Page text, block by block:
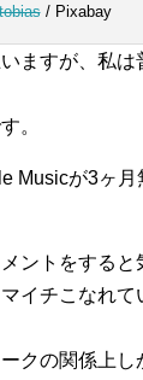
/ Pixabay
ますが、私は
。
Musicが3ヶ
ントをすると
イチこなれ
クの関係上